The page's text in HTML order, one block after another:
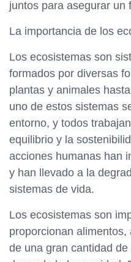
juntos para asegurar un
La importancia de los
Los ecosistemas son
formados por diversas
plantas y animales
uno de estos sistemas
entorno, y todos
equilibrio y la
acciones humanas han
y han llevado a la
sistemas de vida.
Los ecosistemas son
proporcionan
de una gran cantidad